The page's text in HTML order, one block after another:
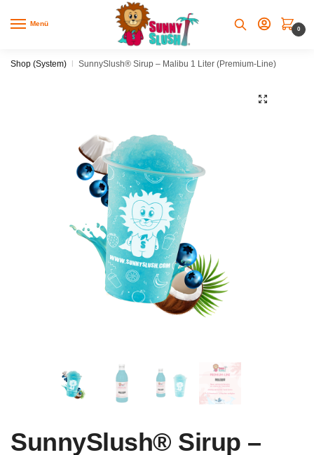
Menü
0
Shop (System) | SunnySlush® Sirup – Malibu 1 Liter (Premium-Line)
🔍
SunnySlush® Sirup –